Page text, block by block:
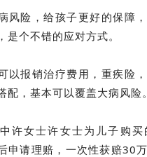
风险，给孩子更好的保障
是个不错的应对方式。
以报销治疗费用，重疾险
配，基本可以覆盖大病风险。
许女士许女士为儿子购
申请理赔，一次性获赔30